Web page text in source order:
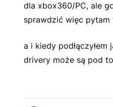
dla xbox360/PC, ale
sprawdzić więc
a i kiedy
drivery może są pod